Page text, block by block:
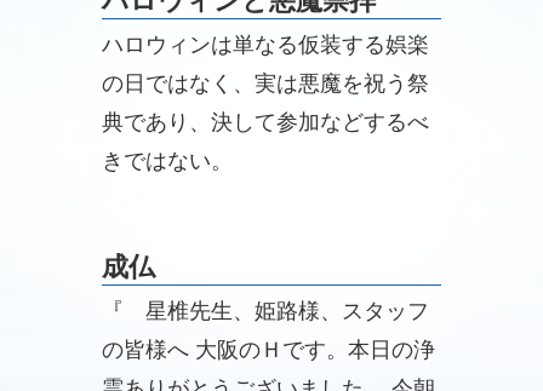
ハロウィンは単なる仮装する娯楽
の日ではなく、実は悪魔を祝う祭
典であり、決して参加などするべ
きではない。
成仏
『 星椎先生、姫路様、スタッフ
の皆様へ 大阪のＨです。本日の浄